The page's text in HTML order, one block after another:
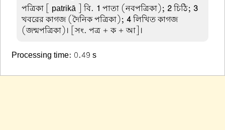
পত্রিকা [ patrikā ] বি. 1 পাতা (নবপত্রিকা); 2চিঠি; 3
খবরের কাগজ (দৈনিক পত্রিকা);4লিখিত কাগজ
(জন্মপত্রিকা)। [সং. পত্র + ক + আ]।
Processing time: 0.49 s